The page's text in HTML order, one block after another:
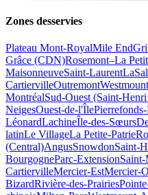
Zones desservies
Plateau Mont-RoyalMile End
Grâce (CDN)Rosemont–La
MaisonneuveSaint-Laurent
CartiervilleOutremontWestmount
MontréalSud-Ouest (Saint-
NeigesOuest-de-l'Île
LéonardLachineÎle-des-Sœurs
latinLe VillageLa Petite-Patrie
(Central)AngusSnowdonSaint-
BourgogneParc-Extension
CartiervilleMercier-EstMercier-
BizardRivière-des-Prairies